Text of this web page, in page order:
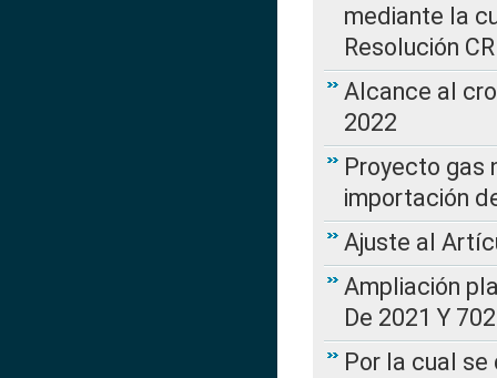
mediante la
Resolución
Alcance al
2022
Proyecto gas
importación
Ajuste al
Ampliación
De 2021 Y
Por la cual